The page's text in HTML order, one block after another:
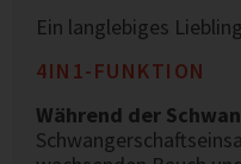
Ein langlebiges
4IN1-FUNKTION
Während der